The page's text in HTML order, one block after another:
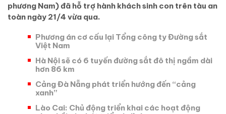
phương Nam) đã hỗ trợ hành khách sinh con trên tàu an
toàn ngày 21/4 vừa qua.
Phương án cơ cấu lại Tổng công ty Đường sắt
Việt Nam
Hà Nội sẽ có 6 tuyến đường sắt đô thị ngầm dài
hơn 86 km
Cảng Đà Nẵng phát triển hướng đến “cảng
xanh”
Lào Cai: Chủ động triển khai các hoạt động